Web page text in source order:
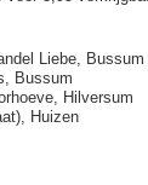
Liebe, Bussum
Bussum
Hilversum
Huizen